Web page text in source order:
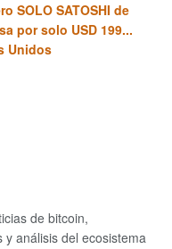
SOLO SATOSHI de
por solo USD 199...
Unidos
de bitcoin,
análisis del ecosistema